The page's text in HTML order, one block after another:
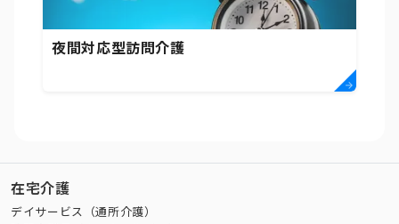
夜間対応型訪問介護
在宅介護
デイサービス（通所介護）